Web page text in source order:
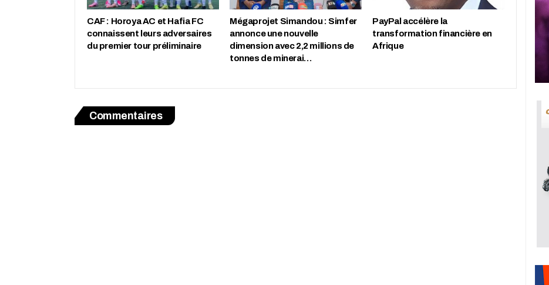
CAF : Horoya AC et Hafia FC
connaissent leurs adversaires
du premier tour préliminaire
Mégaprojet Simandou : Simfer
annonce une nouvelle
dimension avec 2,2 millions de
tonnes de minerai…
PayPal accélère la
transformation financière en
Afrique
Commentaires